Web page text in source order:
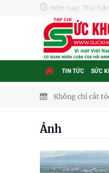
Hôm nay: Thứ
TIN TỨC SỨC
Không chỉ cắt
Ung thư thận:
Ảnh